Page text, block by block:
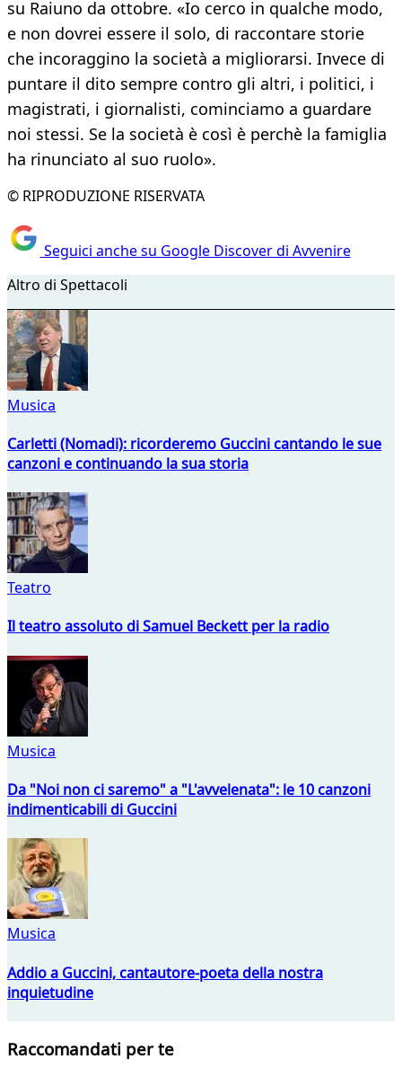
su Raiuno da ottobre. «Io cerco in qualche modo,
e non dovrei essere il solo, di raccontare storie
che incoraggino la società a migliorarsi. Invece di
puntare il dito sempre contro gli altri, i politici, i
magistrati, i giornalisti, cominciamo a guardare
noi stessi. Se la società è così è perchè la famiglia
ha rinunciato al suo ruolo».
© RIPRODUZIONE RISERVATA
Seguici anche su Google Discover di Avvenire
Altro di Spettacoli
Musica
Carletti (Nomadi): ricorderemo Guccini cantando le sue
canzoni e continuando la sua storia
Teatro
Il teatro assoluto di Samuel Beckett per la radio
Musica
Da "Noi non ci saremo" a "L'avvelenata": le 10 canzoni
indimenticabili di Guccini
Musica
Addio a Guccini, cantautore-poeta della nostra
inquietudine
Raccomandati per te